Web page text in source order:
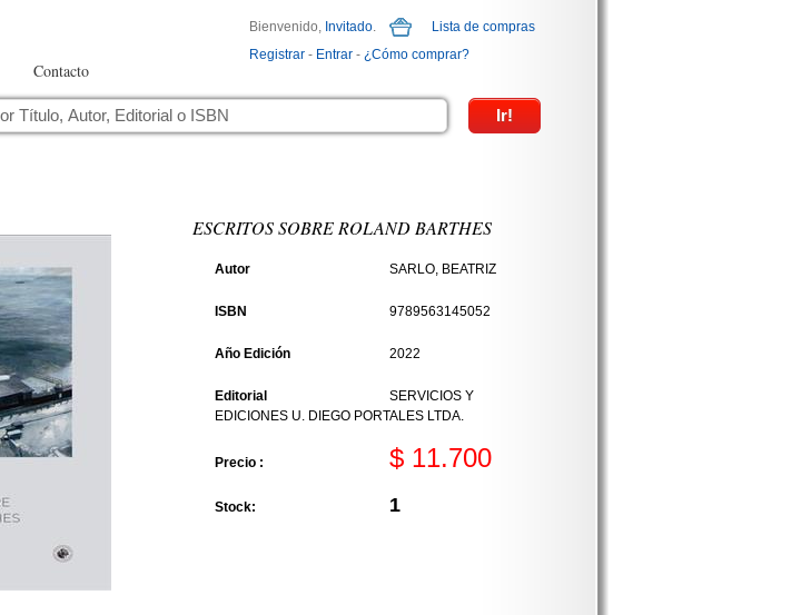
Contacto
Bienvenido, Invitado.
Lista de compras
Registrar - Entrar - ¿Cómo comprar?
ESCRITOS SOBRE ROLAND BARTHES
Autor SARLO, BEATRIZ
ISBN 9789563145052
Año Edición 2022
Editorial
SERVICIOS Y
EDICIONES U. DIEGO PORTALES LTDA.
Precio : $ 11.700
Stock: 1